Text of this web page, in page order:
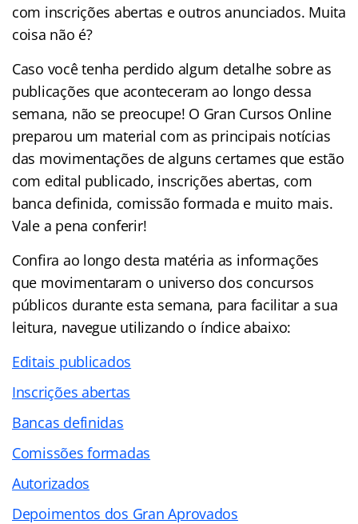
com inscrições abertas e outros anunciados. Muita
coisa não é?
Caso você tenha perdido algum detalhe sobre as
publicações que aconteceram ao longo dessa
semana, não se preocupe! O Gran Cursos Online
preparou um material com as principais notícias
das movimentações de alguns certames que estão
com edital publicado, inscrições abertas, com
banca definida, comissão formada e muito mais.
Vale a pena conferir!
Confira ao longo desta matéria as informações
que movimentaram o universo dos concursos
públicos durante esta semana, para facilitar a sua
leitura, navegue utilizando o índice abaixo:
Editais publicados
Inscrições abertas
Bancas definidas
Comissões formadas
Autorizados
Depoimentos dos Gran Aprovados